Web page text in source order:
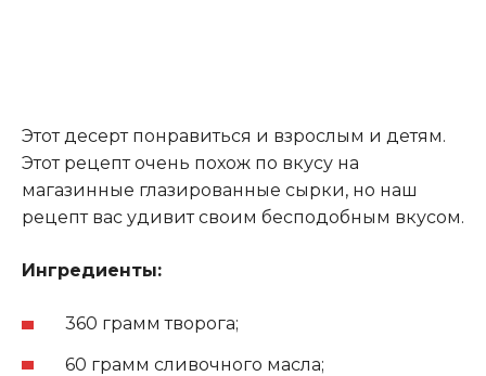
Этот десерт понравиться и взрослым и детям.
Этот рецепт очень похож по вкусу на
магазинные глазированные сырки, но наш
рецепт вас удивит своим бесподобным вкусом.
Ингредиенты:
360 грамм творога;
60 грамм сливочного масла;